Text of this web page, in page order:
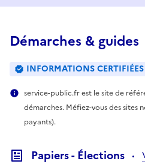
Démarches & guides
INFORMATIONS CERTIFIÉES
service-public.fr est le site de
démarches. Méfiez-vous des sites
payants).
Papiers - Élections